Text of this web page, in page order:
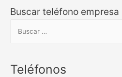
Buscar teléfono empresa
c
Teléfonos